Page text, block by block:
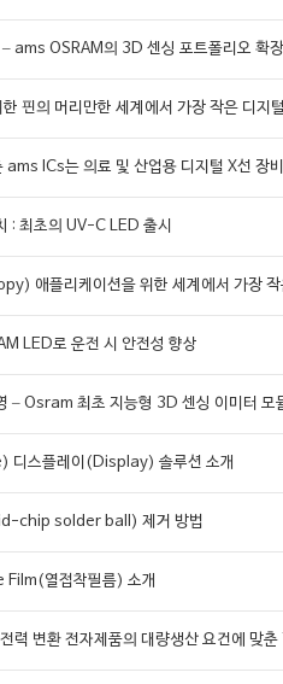
ams OSRAM의 3D 센싱 포트폴리오 확장
핀의 머리만한 세계에서 가장 작은 디지
ICs는 의료 및 산업용 디지털 X선 장
: 최초의 UV-C LED 출시
애플리케이션을 위한 세계에서 가장 작
LED로 운전 시 안전성 향상
– Osram 최초 지능형 3D 센싱 이미터 모
스플레이(Display) 솔루션 소개
chip solder ball) 제거 방법
열접착필름) 소개
력 변환 전자제품의 대량생산 요건에 맞